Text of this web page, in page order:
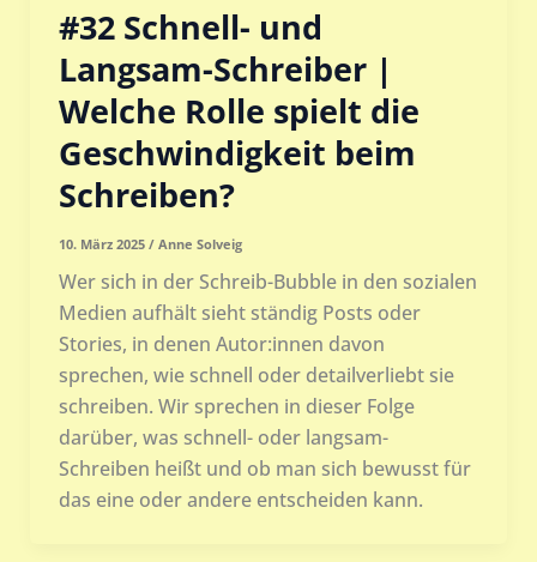
#32 Schnell- und
Langsam-Schreiber |
Welche Rolle spielt die
Geschwindigkeit beim
Schreiben?
10. März 2025 / Anne Solveig
Wer sich in der Schreib-Bubble in den sozialen
Medien aufhält sieht ständig Posts oder
Stories, in denen Autor:innen davon
sprechen, wie schnell oder detailverliebt sie
schreiben. Wir sprechen in dieser Folge
darüber, was schnell- oder langsam-
Schreiben heißt und ob man sich bewusst für
das eine oder andere entscheiden kann.